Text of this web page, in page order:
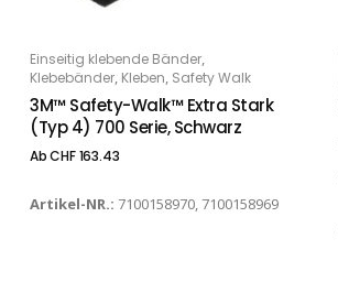
OPTIONS
Einseitig klebende Bänder
Klebebänder Kleben Safety Walk
3M™ Safety-Walk™ Extra Stark
(Typ 4) 700 Serie, Schwarz
AbCHF163.43
Artikel-NR.: 7100158970, 7100158969